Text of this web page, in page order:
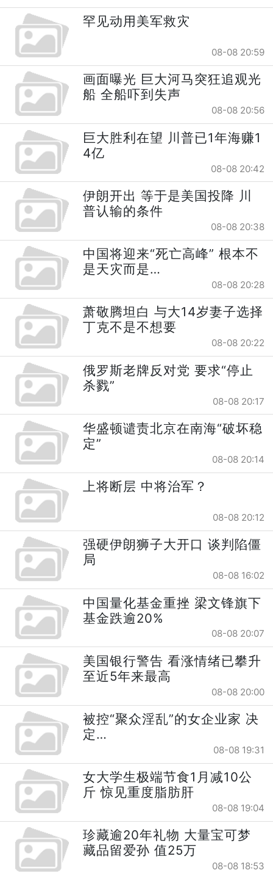
罕见动用美军救灾
08-08 20:59
画面曝光 巨大河马突狂追观光
船 全船吓到失声
08-08 20:56
巨大胜利在望 川普已1年海赚1
4亿
08-08 20:42
伊朗开出 等于是美国投降 川
普认输的条件
08-08 20:38
中国将迎来“死亡高峰” 根本不
是天灾而是…
08-08 20:28
萧敬腾坦白 与大14岁妻子选择
丁克不是不想要
08-08 20:22
俄罗斯老牌反对党 要求“停止
杀戮”
08-08 20:17
华盛顿谴责北京在南海“破坏稳
定”
08-08 20:14
上将断层 中将治军？
08-08 20:12
强硬伊朗狮子大开口 谈判陷僵
局
08-08 16:02
中国量化基金重挫 梁文锋旗下
基金跌逾20%
08-08 20:07
美国银行警告 看涨情绪已攀升
至近5年来最高
08-08 20:00
被控“聚众淫乱”的女企业家 决
定…
08-08 19:31
女大学生极端节食1月减10公
斤 惊见重度脂肪肝
08-08 19:04
珍藏逾20年礼物 大量宝可梦
藏品留爱孙 值25万
08-08 18:53